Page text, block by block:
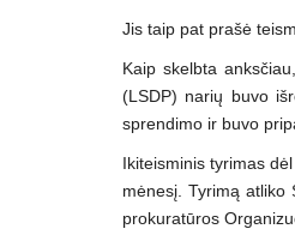
Jis taip pat prašė
Kaip skelbta
(LSDP) narių buvo
sprendimo ir buvo
Ikiteisminis tyrimas
mėnesį. Tyrimą atliko
prokuratūros